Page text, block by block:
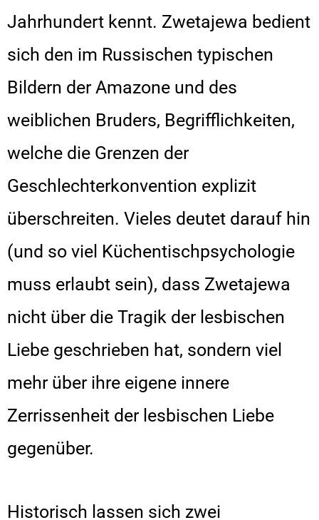
Jahrhundert kennt. Zwetajewa bedient
sich den im Russischen typischen
Bildern der Amazone und des
weiblichen Bruders, Begrifflichkeiten,
welche die Grenzen der
Geschlechterkonvention explizit
überschreiten. Vieles deutet darauf hin
(und so viel Küchentischpsychologie
muss erlaubt sein), dass Zwetajewa
nicht über die Tragik der lesbischen
Liebe geschrieben hat, sondern viel
mehr über ihre eigene innere
Zerrissenheit der lesbischen Liebe
gegenüber.
Historisch lassen sich zwei